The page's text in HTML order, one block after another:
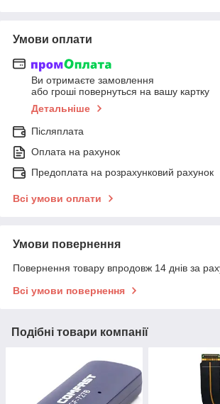
Умови оплати
Ви отримаєте замовлення
або гроші повернуться на вашу картку
Детальніше
Післяплата
Оплата на рахунок
Предоплата на розрахунковий рахунок
Всі умови оплати
Умови повернення
Повернення товару впродовж 14 днів за
Всі умови повернення
Подібні товари компанії